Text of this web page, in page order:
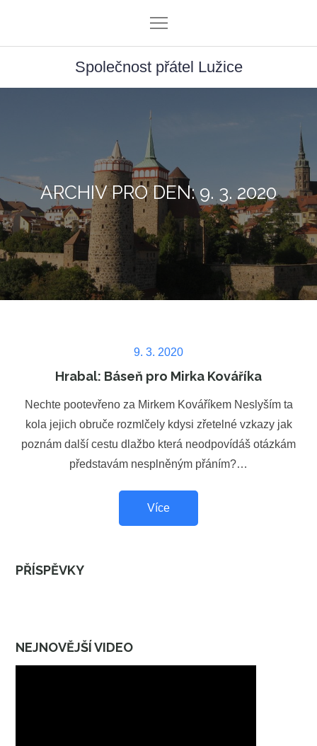
content
Společnost přátel Lužice
ARCHIV PRO DEN: 9. 3. 2020
Posted
on
9. 3. 2020
Hrabal: Báseň pro Mirka Kováříka
Nechte pootevřeno za Mirkem Kováříkem Neslyším ta
kola jejich obruče rozmlčely kdysi zřetelné vzkazy jak
poznám další cestu dlažbo která neodpovídáš otázkám
představám nesplněným přáním?…
Více
PŘÍSPĚVKY
NEJNOVĚJŠÍ VIDEO